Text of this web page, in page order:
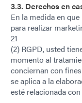
3.3. Derechos en
En la medida en
para realizar
21
(2) RGPD, usted
momento al
conciernan con
se aplica a la
esté relacionada